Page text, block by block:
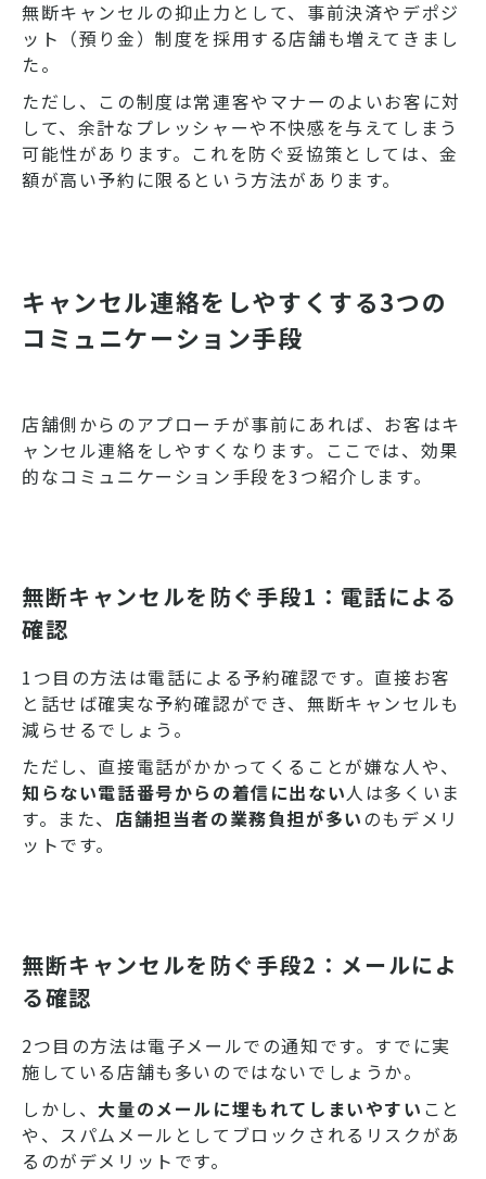
無断キャンセルの抑止力として、事前決済やデポジ
ット（預り金）制度を採用する店舗も増えてきまし
た。
ただし、この制度は常連客やマナーのよいお客に対
して、余計なプレッシャーや不快感を与えてしまう
可能性があります。これを防ぐ妥協策としては、金
額が高い予約に限るという方法があります。
キャンセル連絡をしやすくする3つの
コミュニケーション手段
店舗側からのアプローチが事前にあれば、お客はキ
ャンセル連絡をしやすくなります。ここでは、効果
的なコミュニケーション手段を3つ紹介します。
無断キャンセルを防ぐ手段1：電話による
確認
1つ目の方法は電話による予約確認です。直接お客
と話せば確実な予約確認ができ、無断キャンセルも
減らせるでしょう。
ただし、直接電話がかかってくることが嫌な人や、
知らない電話番号からの着信に出ない人は多くいま
す。また、 店舗担当者の業務負担が多いのもデメリ
ットです。
無断キャンセルを防ぐ手段2：メールによ
る確認
2つ目の方法は電子メールでの通知です。すでに実
施している店舗も多いのではないでしょうか。
しかし、大量のメールに埋もれてしまいやすい こと
や、スパムメールとしてブロックされるリスクがあ
るのがデメリットです。